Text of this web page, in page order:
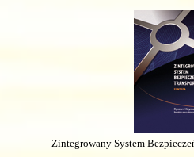
Zintegrowany System